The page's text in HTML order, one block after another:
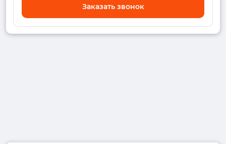
Заказать звонок